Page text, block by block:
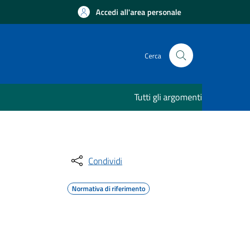
Accedi all'area personale
Cerca
Tutti gli argomenti
Condividi
Normativa di riferimento